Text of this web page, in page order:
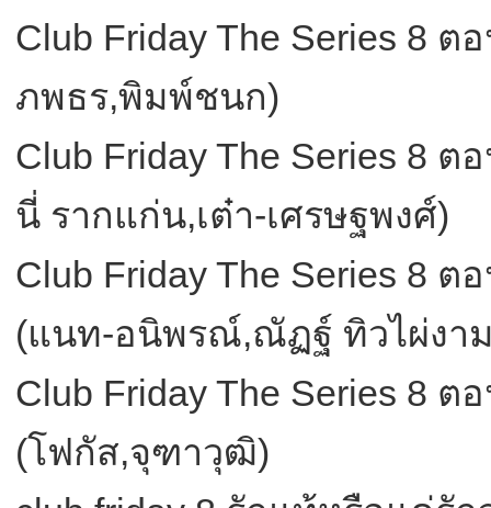
Club Friday The Series 8
ภพธร,พิมพ์ชนก)
Club Friday The Series 8
นี่ รากแก่น,เต๋า-เศรษฐพงศ์)
Club Friday The Series 8
(แนท-อนิพรณ์,ณัฏฐ์ ทิวไผ่งา
Club Friday The Series 8
(โฟกัส,จุฑาวุฒิ)